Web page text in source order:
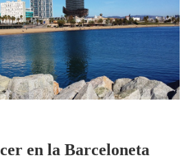
en la Barceloneta